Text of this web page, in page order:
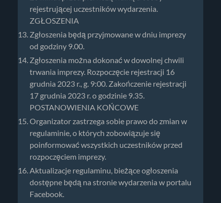
rejestrującej uczestników wydarzenia.
ZGŁOSZENIA
Zgłoszenia będą przyjmowane w dniu imprezy
od godziny 9.00.
Zgłoszenia można dokonać w dowolnej chwili
trwania imprezy. Rozpoczęcie rejestracji 16
grudnia 2023 r., g. 9:00. Zakończenie rejestracji
17 grudnia 2023 r. o godzinie 9.35.
POSTANOWIENIA KOŃCOWE
Organizator zastrzega sobie prawo do zmian w
regulaminie, o których zobowiązuje się
poinformować wszystkich uczestników przed
rozpoczęciem imprezy.
Aktualizacje regulaminu, bieżące ogłoszenia
dostępne będą na stronie wydarzenia w portalu
Facebook.